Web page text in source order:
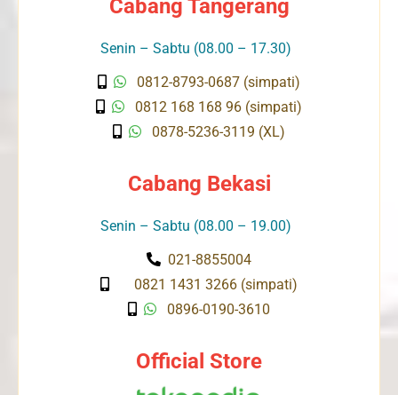
Cabang Tangerang
Senin – Sabtu (08.00 – 17.30)
0812-8793-0687 (simpati)
0812 168 168 96 (simpati)
0878-5236-3119 (XL)
Cabang Bekasi
Senin – Sabtu (08.00 – 19.00)
021-8855004
0821 1431 3266 (simpati)
0896-0190-3610
Official Store